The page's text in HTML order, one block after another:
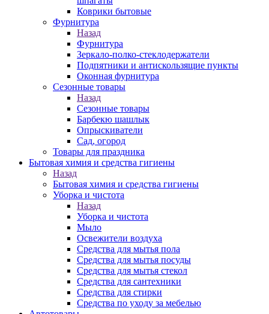
Коврики бытовые
Фурнитура
Назад
Фурнитура
Зеркало-полко-стеклодержатели
Подпятники и антискользящие пункты
Оконная фурнитура
Сезонные товары
Назад
Сезонные товары
Барбекю шашлык
Опрыскиватели
Сад, огород
Товары для праздника
Бытовая химия и средства гигиены
Назад
Бытовая химия и средства гигиены
Уборка и чистота
Назад
Уборка и чистота
Мыло
Освежители воздуха
Средства для мытья пола
Средства для мытья посуды
Средства для мытья стекол
Средства для сантехники
Средства для стирки
Средства по уходу за мебелью